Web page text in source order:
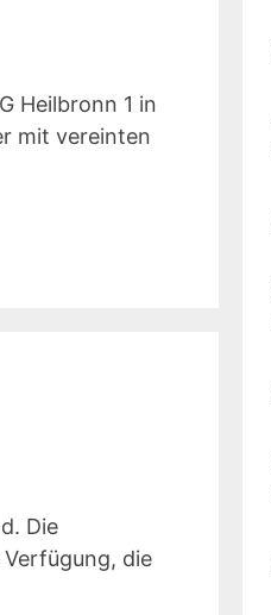
Heilbronn 1 in
mit vereinten
Die
die